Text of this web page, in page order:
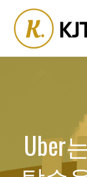
content
Uber